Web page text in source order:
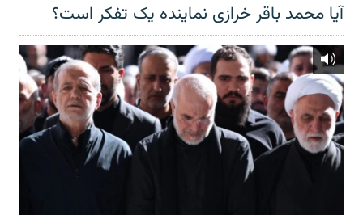
آیا محمد باقر خرازی نماینده یک تفکر است؟